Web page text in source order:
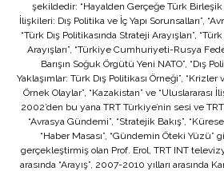
şekildedir: “Hayalden Gerçeğe Türk
İlişkileri: Dış Politika ve İç Yapı Sorunsalları”,
“Türk Dış Politikasında Strateji Arayışları”,
Arayışları”, “Türkiye Cumhuriyeti-Rusya
Barışın Soğuk Örgütü Yeni NATO”, “Dış
Yaklaşımlar: Türk Dış Politikası Örneği”,
Örnek Olaylar”, “Kazakistan” ve “Uluslararası
2002’den bu yana TRT Türkiye’nin sesi ve
“Avrasya Gündemi”, “Stratejik Bakış”, “Küresel
“Haber Masası”, “Gündemin Öteki Yüzü”
gerçekleştirmiş olan Prof. Erol, TRT INT
arasında “Arayış”, 2007-2010 yılları arasında